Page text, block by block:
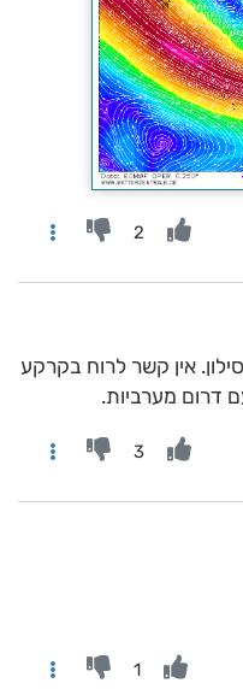
2
אין קשר לרוח בקרקע
דרום מערביות.
3
1